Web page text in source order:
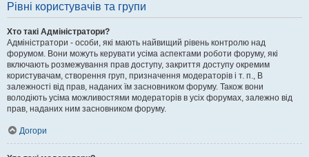
Рівні користувачів та групи
Хто такі Адміністратори?
Адміністратори - особи, які мають найвищий рівень контролю над
форумом. Вони можуть керувати усіма аспектами роботи форуму, які
включають розмежування прав доступу, закриття доступу окремим
користувачам, створення груп, призначення модераторів і т. п., В
залежності від прав, наданих їм засновником форуму. Також вони
володіють усіма можливостями модераторів в усіх форумах, залежно від
прав, наданих ним засновником форуму.
Догори